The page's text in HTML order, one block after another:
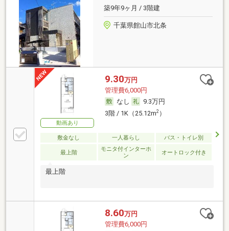
築9年9ヶ月 / 3階建
千葉県館山市北条
動画あり
9.30万円
管理費6,000円
なし
9.3万円
3階 / 1K（25.12m2）
敷金なし 一人暮らし バス・トイレ別
最上階
モニタ付インターホ
ン
オートロック付き
最上階
8.60万円
管理費6,000円